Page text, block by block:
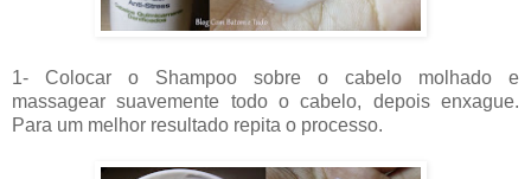
1- Colocar o Shampoo sobre o cabelo molhado e
massagear suavemente todo o cabelo, depois enxague.
Para um melhor resultado repita o processo.